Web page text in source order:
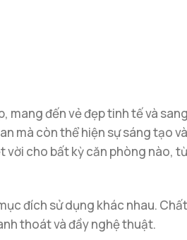
mang đến vẻ đẹp tinh tế và
mà còn thể hiện sự sáng tạo
vời cho bất kỳ căn phòng nào,
đích sử dụng khác nhau.
thoát và đầy nghệ thuật.